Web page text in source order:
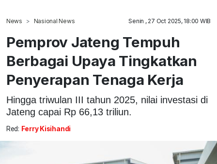
News Nasional News Senin , 27 Oct 2025, 18:00 WIB
Pemprov Jateng Tempuh
Berbagai Upaya Tingkatkan
Penyerapan Tenaga Kerja
Hingga triwulan III tahun 2025, nilai investasi di
Jateng capai Rp 66,13 triliun.
Red: Ferry Kisihandi